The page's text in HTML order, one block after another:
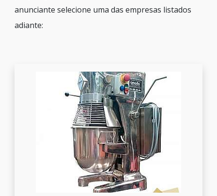
anunciante selecione uma das empresas listados
adiante: